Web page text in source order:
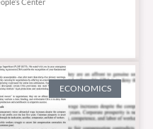
ECONOMICS